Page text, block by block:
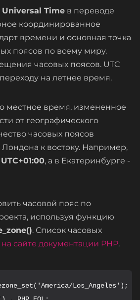
Time в переводе
координированное
времени и основная точка
поясов по всему миру.
часовых поясов. UTC
на летнее время.
местное время, измененное
от географического
часовых поясов
Лондона к востоку. Например,
UTC+01:00, а в Екатеринбурге -
часовой пояс по
используя функцию
. Список часовых
на сайте документации PHP.
Los_Angeles');